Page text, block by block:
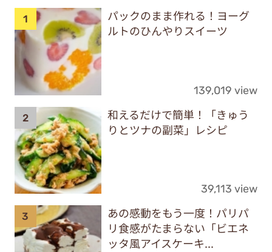
パックのまま作れる！ヨーグ
ルトのひんやりスイーツ
139,019 view
和えるだけで簡単！「きゅう
りとツナの副菜」レシピ
39,113 view
あの感動をもう一度！パリパ
リ食感がたまらない「ビエネ
ッタ風アイスケーキ...